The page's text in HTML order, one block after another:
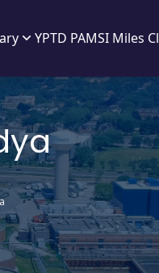
YPTD PAMSI Miles